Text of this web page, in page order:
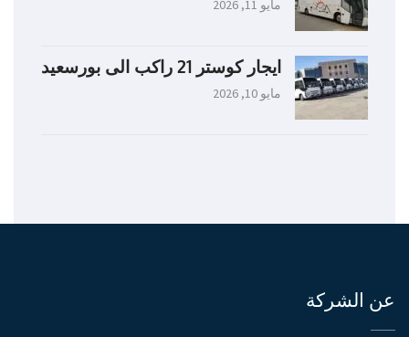
مايو 11, 2026
ايجار كوستر 21 راكب الى بورسعيد
مايو 10, 2026
عن الشركة